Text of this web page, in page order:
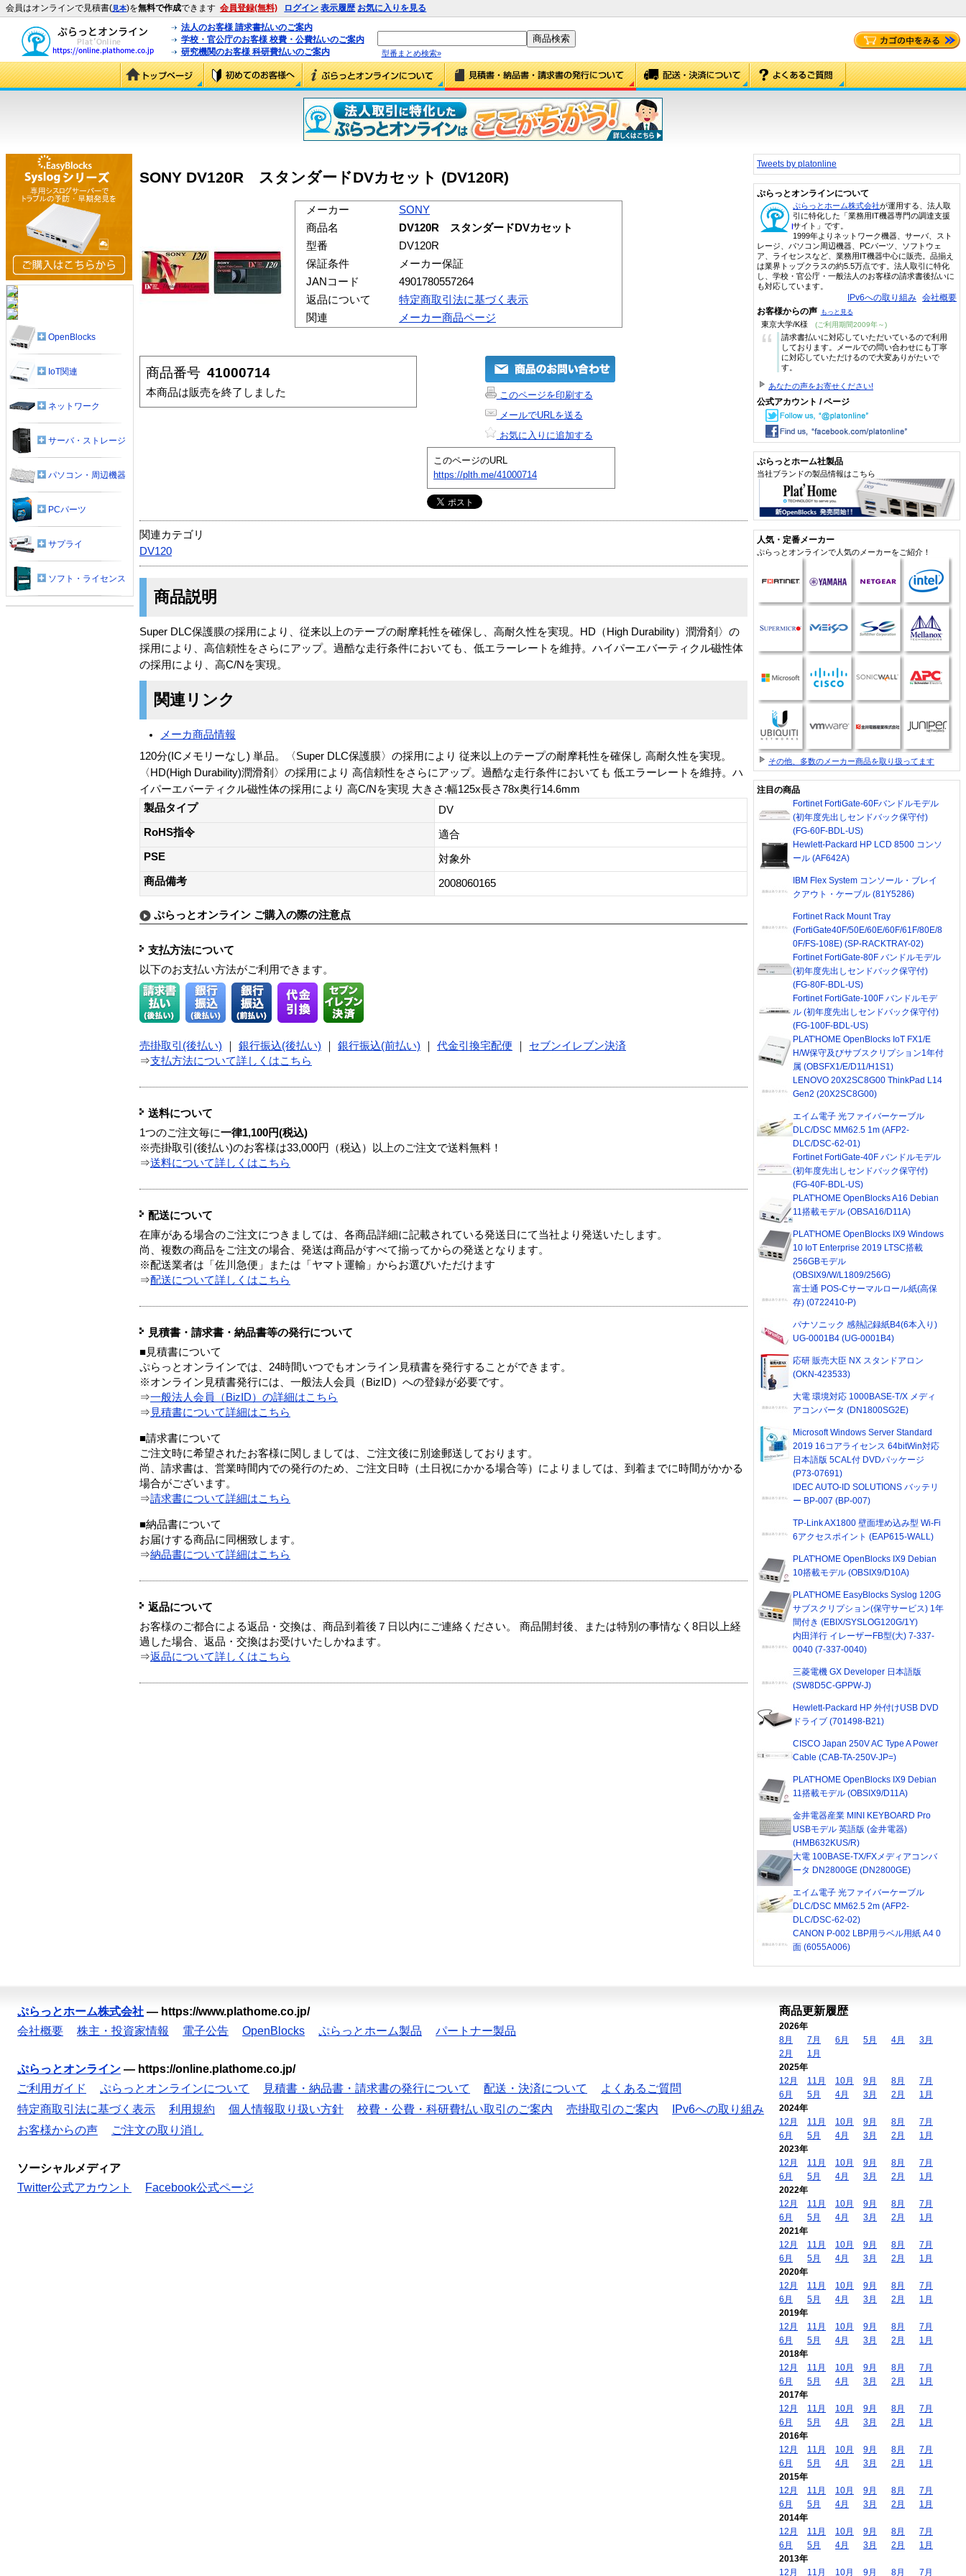
会員はオンラインで見積書(見本)を無料で作成できます 会員登録(無料) ログイン 表示履歴 お気に入りを見る
法人のお客様 請求書払いのご案内
学校・官公庁のお客様 校費・公費払いのご案内
研究機関のお客様 科研費払いのご案内
型番まとめ検索»
SONY DV120R スタンダードDVカセット (DV120R)
メーカー
SONY
商品名
DV120R スタンダードDVカセット
型番
DV120R
保証条件
メーカー保証
JANコード
4901780557264
返品について
特定商取引法に基づく表示
関連
メーカー商品ページ
商品番号 41000714
本商品は販売を終了しました
このページを印刷する
メールでURLを送る
お気に入りに追加する
このページのURL
https://plth.me/41000714
関連カテゴリ
DV120
商品説明
Super DLC保護膜の採用により、従来以上のテープの耐摩耗性を確保し、高耐久性を実現。HD（High Durability）潤滑剤〉の
採用により、高信頼性をさらにアップ。過酷な走行条件においても、低エラーレートを維持。ハイパーエバーティクル磁性体
の採用により、高C/Nを実現。
関連リンク
メーカ商品情報
120分(ICメモリーなし) 単品。〈Super DLC保護膜〉の採用により 従来以上のテープの耐摩耗性を確保し 高耐久性を実現。
〈HD(High Durability)潤滑剤〉の採用により 高信頼性をさらにアップ。過酷な走行条件においても 低エラーレートを維持。ハ
イパーエバーティクル磁性体の採用により 高C/Nを実現 大きさ:幅125x長さ78x奥行14.6mm
製品タイプ
DV
RoHS指令
適合
PSE
対象外
商品備考
2008060165
ぷらっとオンライン ご購入の際の注意点
支払方法について
以下のお支払い方法がご利用できます。
売掛取引(後払い) ｜ 銀行振込(後払い) ｜ 銀行振込(前払い) ｜ 代金引換宅配便 ｜ セブンイレブン決済
⇒支払方法について詳しくはこちら
送料について
1つのご注文毎に一律1,100円(税込)
※売掛取引(後払い)のお客様は33,000円（税込）以上のご注文で送料無料！
⇒送料について詳しくはこちら
配送について
在庫がある場合のご注文につきましては、各商品詳細に記載されている発送日にて当社より発送いたします。
尚、複数の商品をご注文の場合、発送は商品がすべて揃ってからの発送となります。
※配送業者は「佐川急便」または「ヤマト運輸」からお選びいただけます
⇒配送について詳しくはこちら
見積書・請求書・納品書等の発行について
■見積書について
ぷらっとオンラインでは、24時間いつでもオンライン見積書を発行することができます。
※オンライン見積書発行には、一般法人会員（BizID）への登録が必要です。
⇒一般法人会員（BizID）の詳細はこちら
⇒ 見積書について詳細はこちら
■請求書について
ご注文時に希望されたお客様に関しましては、ご注文後に別途郵送しております。
尚、請求書は、営業時間内での発行のため、ご注文日時（土日祝にかかる場合等）によりましては、到着までに時間がかかる
場合がございます。
⇒請求書について詳細はこちら
■納品書について
お届けする商品に同梱致します。
⇒納品書について詳細はこちら
返品について
お客様のご都合による返品・交換は、商品到着後７日以内にご連絡ください。 商品開封後、または特別の事情なく8日以上経
過した場合、返品・交換はお受けいたしかねます。
⇒返品について詳しくはこちら
OpenBlocks
IoT関連
ネットワーク
サーバ・ストレージ
パソコン・周辺機器
PCパーツ
サプライ
ソフト・ライセンス
Tweets by platonline
ぷらっとオンラインについて
ぷらっとホーム株式会社が運用する、法人取
引に特化した「業務用IT機器専門の調達支援
サイト」です。
1999年よりネットワーク機器、サーバ、スト
レージ、パソコン周辺機器、PCパーツ、ソフトウェ
ア、ライセンスなど、業務用IT機器中心に販売。品揃え
は業界トップクラスの約5.5万点です。法人取引に特化
し、学校・官公庁・一般法人のお客様の請求書後払いに
も対応しています。
IPv6への取り組み 会社概要
お客様からの声 もっと見る
東京大学/K様 (ご利用期間2009年～)
“
請求書払いに対応していただいているので利用
しております。メールでの問い合わせにも丁寧
に対応していただけるので大変ありがたいで
す。
あなたの声をお寄せください!
公式アカウント / ページ
ぷらっとホーム社製品
当社ブランドの製品情報はこちら
人気・定番メーカー
ぷらっとオンラインで人気のメーカーをご紹介！
その他、多数のメーカー商品を取り扱ってます
注目の商品
Fortinet FortiGate-60Fバンドルモデル
(初年度先出しセンドバック保守付)
(FG-60F-BDL-US)
Hewlett-Packard HP LCD 8500 コンソ
ール (AF642A)
IBM Flex System コンソール・ブレイ
クアウト・ケーブル (81Y5286)
Fortinet Rack Mount Tray
(FortiGate40F/50E/60E/60F/61F/80E/8
0F/FS-108E) (SP-RACKTRAY-02)
Fortinet FortiGate-80F バンドルモデル
(初年度先出しセンドバック保守付)
(FG-80F-BDL-US)
Fortinet FortiGate-100F バンドルモデ
ル (初年度先出しセンドバック保守付)
(FG-100F-BDL-US)
PLAT'HOME OpenBlocks IoT FX1/E
H/W保守及びサブスクリプション1年付
属 (OBSFX1/E/D11/H1S1)
LENOVO 20X2SC8G00 ThinkPad L14
Gen2 (20X2SC8G00)
エイム電子 光ファイバーケーブル
DLC/DSC MM62.5 1m (AFP2-
DLC/DSC-62-01)
Fortinet FortiGate-40F バンドルモデル
(初年度先出しセンドバック保守付)
(FG-40F-BDL-US)
PLAT'HOME OpenBlocks A16 Debian
11搭載モデル (OBSA16/D11A)
PLAT'HOME OpenBlocks IX9 Windows
10 IoT Enterprise 2019 LTSC搭載
256GBモデル
(OBSIX9/W/L1809/256G)
富士通 POS-Cサーマルロール紙(高保
存) (0722410-P)
パナソニック 感熱記録紙B4(6本入り)
UG-0001B4 (UG-0001B4)
応研 販売大臣 NX スタンドアロン
(OKN-423533)
大電 環境対応 1000BASE-T/X メディ
アコンバータ (DN1800SG2E)
Microsoft Windows Server Standard
2019 16コアライセンス 64bitWin対応
日本語版 5CAL付 DVDパッケージ
(P73-07691)
IDEC AUTO-ID SOLUTIONS バッテリ
ー BP-007 (BP-007)
TP-Link AX1800 壁面埋め込み型 Wi-Fi
6アクセスポイント (EAP615-WALL)
PLAT'HOME OpenBlocks IX9 Debian
10搭載モデル (OBSIX9/D10A)
PLAT'HOME EasyBlocks Syslog 120G
サブスクリプション(保守サービス) 1年
間付き (EBIX/SYSLOG120G/1Y)
内田洋行 イレーザーFB型(大) 7-337-
0040 (7-337-0040)
三菱電機 GX Developer 日本語版
(SW8D5C-GPPW-J)
Hewlett-Packard HP 外付けUSB DVD
ドライブ (701498-B21)
CISCO Japan 250V AC Type A Power
Cable (CAB-TA-250V-JP=)
PLAT'HOME OpenBlocks IX9 Debian
11搭載モデル (OBSIX9/D11A)
金井電器産業 MINI KEYBOARD Pro
USBモデル 英語版 (金井電器)
(HMB632KUS/R)
大電 100BASE-TX/FXメディアコンバ
ータ DN2800GE (DN2800GE)
エイム電子 光ファイバーケーブル
DLC/DSC MM62.5 2m (AFP2-
DLC/DSC-62-02)
CANON P-002 LBP用ラベル用紙 A4 0
面 (6055A006)
ぷらっとホーム株式会社 — https://www.plathome.co.jp/
会社概要
株主・投資家情報 電子公告 OpenBlocks ぷらっとホーム製品 パートナー製品
ぷらっとオンライン — https://online.plathome.co.jp/
ご利用ガイド
ぷらっとオンラインについて 見積書・納品書・請求書の発行について 配送・決済について
よくあるご質問
特定商取引法に基づく表示
利用規約 個人情報取り扱い方針 校費・公費・科研費払い取引のご案内 売掛取引のご案内
IPv6への取り組み
お客様からの声
ご注文の取り消し
ソーシャルメディア
Twitter公式アカウント
Facebook公式ページ
商品更新履歴
2026年
8月
7月 6月 5月 4月
3月
2月
1月
2025年
12月
11月 10月 9月 8月
7月
6月
5月 4月 3月 2月
1月
2024年
12月
11月 10月 9月 8月
7月
6月
5月 4月 3月 2月
1月
2023年
12月
11月 10月 9月 8月
7月
6月
5月 4月 3月 2月
1月
2022年
12月
11月 10月 9月 8月
7月
6月
5月 4月 3月 2月
1月
2021年
12月
11月 10月 9月 8月
7月
6月
5月 4月 3月 2月
1月
2020年
12月
11月 10月 9月 8月
7月
6月
5月 4月 3月 2月
1月
2019年
12月
11月 10月 9月 8月
7月
6月
5月 4月 3月 2月
1月
2018年
12月
11月 10月 9月 8月
7月
6月
5月 4月 3月 2月
1月
2017年
12月
11月 10月 9月 8月
7月
6月
5月 4月 3月 2月
1月
2016年
12月
11月 10月 9月 8月
7月
6月
5月 4月 3月 2月
1月
2015年
12月
11月 10月 9月 8月
7月
6月
5月 4月 3月 2月
1月
2014年
12月
11月 10月 9月 8月
7月
6月
5月 4月 3月 2月
1月
2013年
12月
11月 10月 9月 8月 7月